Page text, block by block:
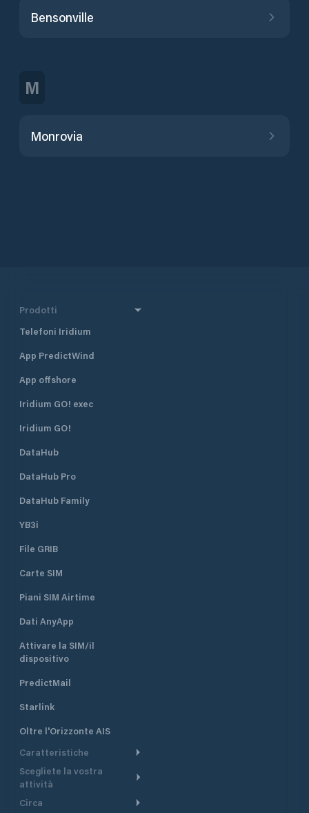
Bensonville
M
Monrovia
Prodotti
Telefoni Iridium
App PredictWind
App offshore
Iridium GO! exec
Iridium GO!
DataHub
DataHub Pro
DataHub Family
YB3i
File GRIB
Carte SIM
Piani SIM Airtime
Dati AnyApp
Attivare la SIM/il
dispositivo
PredictMail
Starlink
Oltre l'Orizzonte AIS
Caratteristiche
Itinerario meteorologico
Itinerario per motoscafi
Scegliete la vostra
attività
Crociera
Circa